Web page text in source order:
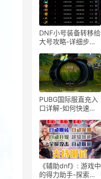
DNF小号装备转移给
大号攻略-详细步骤
转移到大号
PUBG国际服直充入
口详解-如何快速进
行直充操作
《辅助dnf》: 游戏中
的得力助手-探索